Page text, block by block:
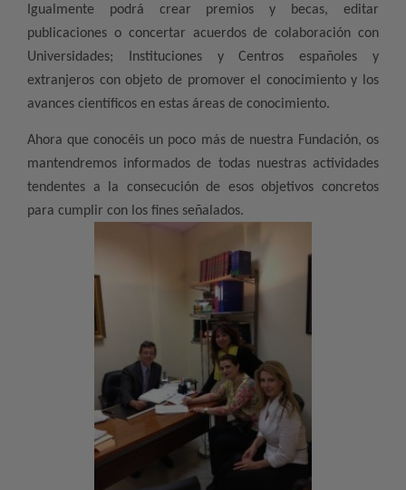
Igualmente podrá crear premios y becas, editar
publicaciones o concertar acuerdos de colaboración con
Universidades; Instituciones y Centros españoles y
extranjeros con objeto de promover el conocimiento y los
avances científicos en estas áreas de conocimiento.
Ahora que conocéis un poco más de nuestra Fundación, os
mantendremos informados de todas nuestras actividades
tendentes a la consecución de esos objetivos concretos
para cumplir con los fines señalados.